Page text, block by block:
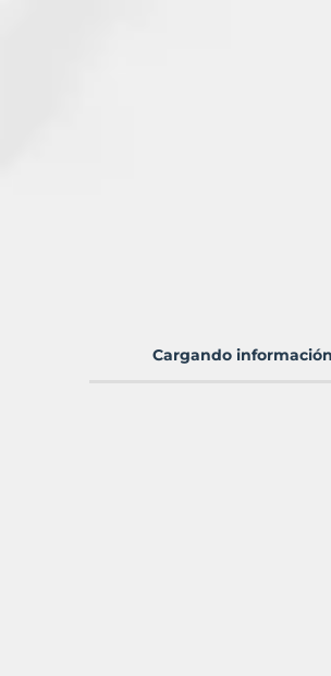
Cargando